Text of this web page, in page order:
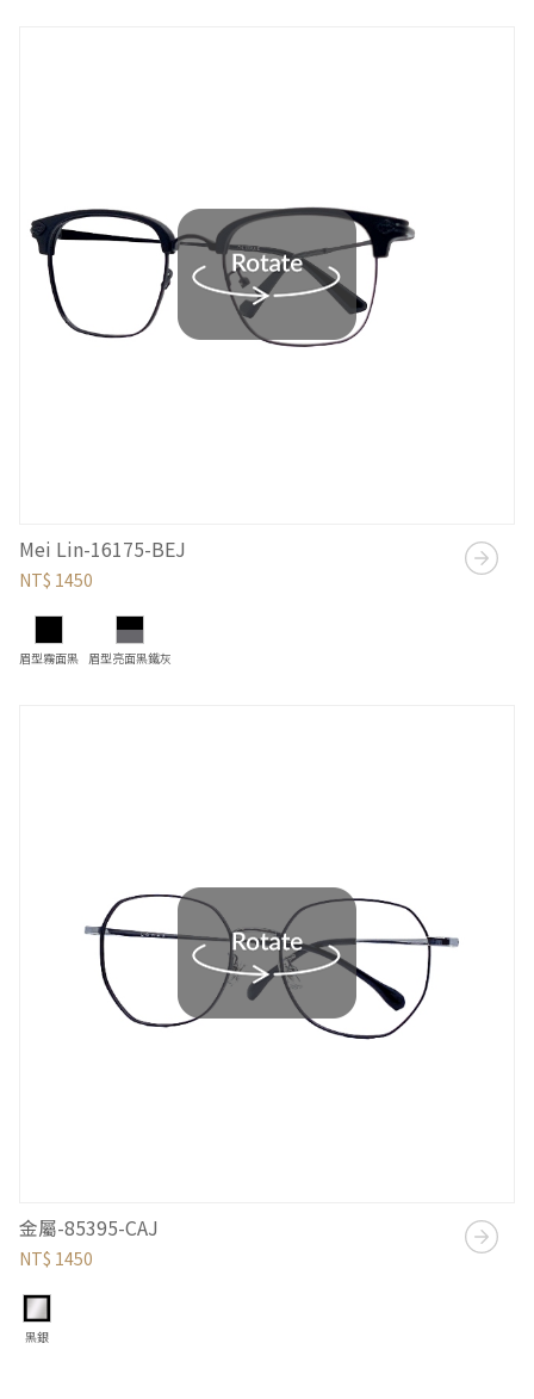
Mei Lin-16175-BEJ
NT$ 1450
眉型霧面黑 眉型亮面黑鐵灰
金屬-85395-CAJ
NT$ 1450
黑銀